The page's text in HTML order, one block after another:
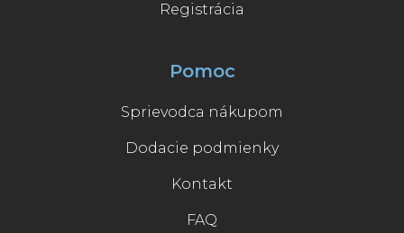
Registrácia
Pomoc
Sprievodca nákupom
Dodacie podmienky
Kontakt
FAQ